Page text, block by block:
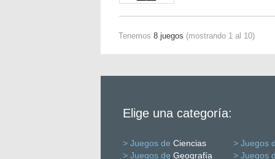
Tenemos 8 juegos (mostrando 1 al 10)
Elige una categoría:
> Juegos de Ciencias
> Juegos
> Juegos de Geografía > Juegos